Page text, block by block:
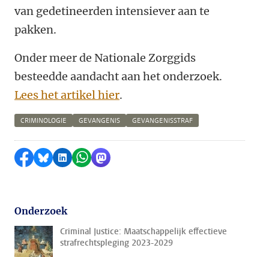
van gedetineerden intensiever aan te
pakken.
Onder meer de Nationale Zorggids
besteedde aandacht aan het onderzoek.
Lees het artikel hier.
CRIMINOLOGIE GEVANGENIS GEVANGENISSTRAF
Delen op Facebook
Delen via Bluesky
Delen op LinkedIn
Delen via WhatsApp
Delen via Mastodon
Onderzoek
Criminal Justice: Maatschappelijk effectieve
strafrechtspleging 2023-2029